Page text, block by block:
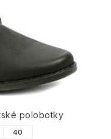
polobotky
40